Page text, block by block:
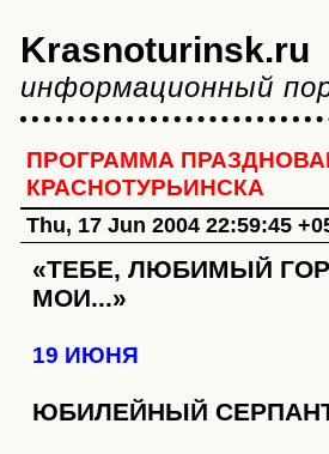
Krasnoturinsk.ru
информационный
ПРОГРАММА
КРАСНОТУРЬИНСКА
Thu, 17 Jun 2004 22:59:45
«ТЕБЕ, ЛЮБИМЫЙ
МОИ...»
19 ИЮНЯ
ЮБИЛЕЙНЫЙ